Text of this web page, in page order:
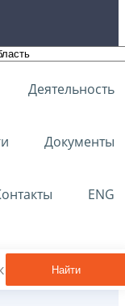
Деятельность
Документы
ENG
Найти